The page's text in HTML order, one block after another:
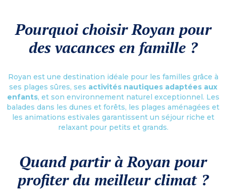
Pourquoi choisir Royan pour
des vacances en famille ?
Royan est une destination idéale pour les familles grâce à
ses plages sûres, ses activités nautiques adaptées aux
enfants, et son environnement naturel exceptionnel. Les
balades dans les dunes et forêts, les plages aménagées et
les animations estivales garantissent un séjour riche et
relaxant pour petits et grands.
Quand partir à Royan pour
profiter du meilleur climat ?